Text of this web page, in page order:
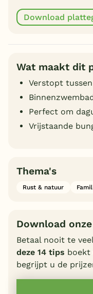
Download
Wat maakt dit
Verstopt
Perfect om
Vrijstaande
Thema's
Rust & natuur
Download onze
Betaal nooit te
deze 14 tips boekt
begrijpt u de